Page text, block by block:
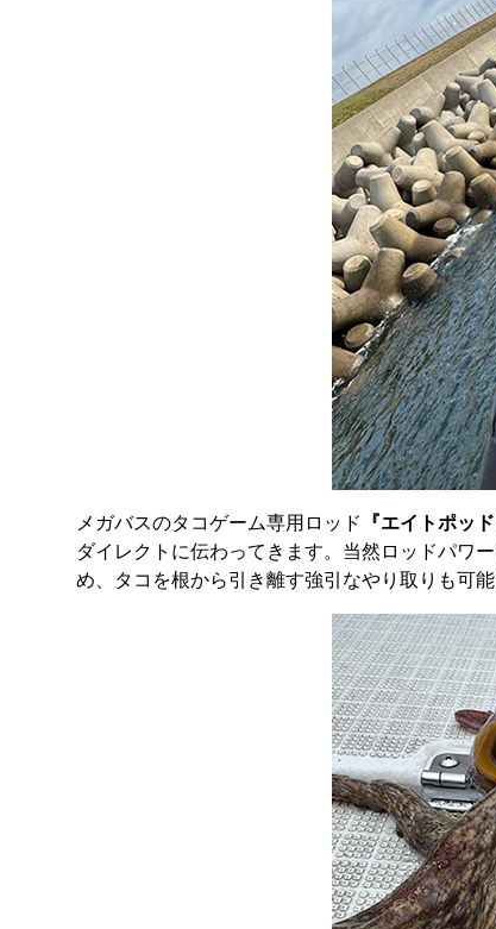
メガバスのタコゲーム専用ロッド 『エイトポッ
ダイレクトに伝わってきます。当然ロッドパワ
め、タコを根から引き離す強引なやり取りも可能